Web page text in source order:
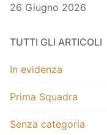
26 Giugno 2026
TUTTI GLI ARTICOLI
In evidenza
Prima Squadra
Senza categoria